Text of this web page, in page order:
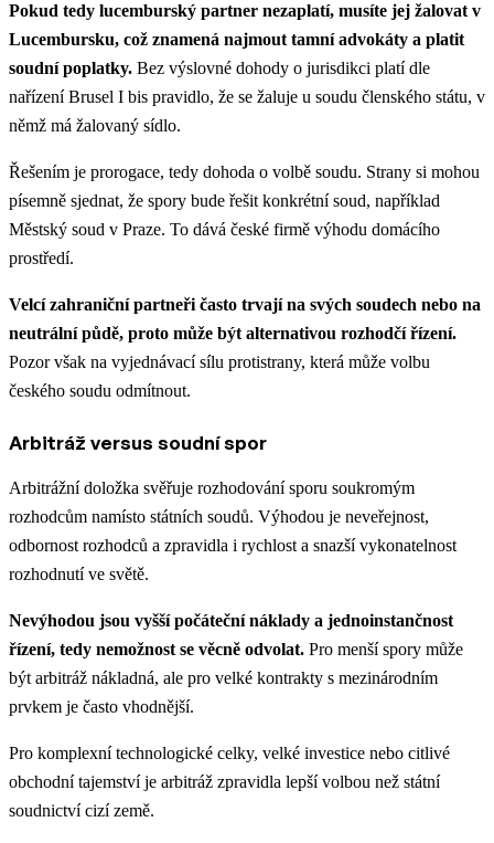
Pokud tedy lucemburský partner nezaplatí, musíte jej žalovat v
Lucembursku, což znamená najmout tamní advokáty a platit
soudní poplatky. Bez výslovné dohody o jurisdikci platí dle
nařízení Brusel I bis pravidlo, že se žaluje u soudu členského státu, v
němž má žalovaný sídlo.
Řešením je prorogace, tedy dohoda o volbě soudu. Strany si mohou
písemně sjednat, že spory bude řešit konkrétní soud, například
Městský soud v Praze. To dává české firmě výhodu domácího
prostředí.
Velcí zahraniční partneři často trvají na svých soudech nebo na
neutrální půdě, proto může být alternativou rozhodčí řízení.
Pozor však na vyjednávací sílu protistrany, která může volbu
českého soudu odmítnout.
Arbitráž versus soudní spor
Arbitrážní doložka svěřuje rozhodování sporu soukromým
rozhodcům namísto státních soudů. Výhodou je neveřejnost,
odbornost rozhodců a zpravidla i rychlost a snazší vykonatelnost
rozhodnutí ve světě.
Nevýhodou jsou vyšší počáteční náklady a jednoinstančnost
řízení, tedy nemožnost se věcně odvolat. Pro menší spory může
být arbitráž nákladná, ale pro velké kontrakty s mezinárodním
prvkem je často vhodnější.
Pro komplexní technologické celky, velké investice nebo citlivé
obchodní tajemství je arbitráž zpravidla lepší volbou než státní
soudnictví cizí země.